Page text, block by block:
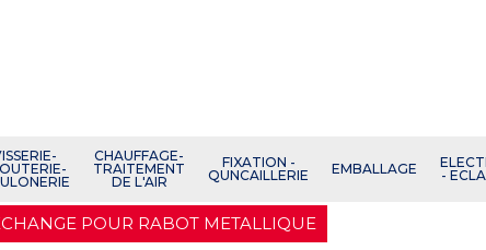
CHAUFFAGE-
TRAITEMENT
DE L'AIR
FIXATION -
QUNCAILLERIE
EMBALLAGE
-
POUR RABOT METALLIQUE